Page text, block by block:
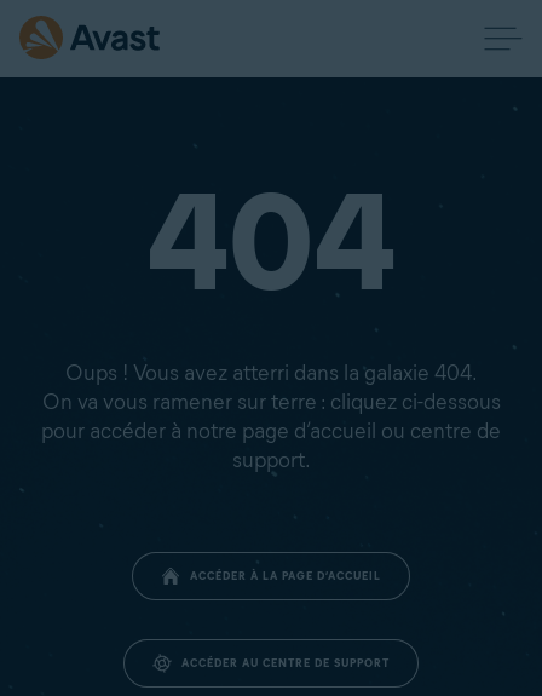
404
Oups ! Vous avez atterri dans la galaxie 404.
On va vous ramener sur terre : cliquez ci-dessous
pour accéder à notre page d’accueil ou centre de
support.
ACCÉDER À LA PAGE D’ACCUEIL
ACCÉDER AU CENTRE DE SUPPORT